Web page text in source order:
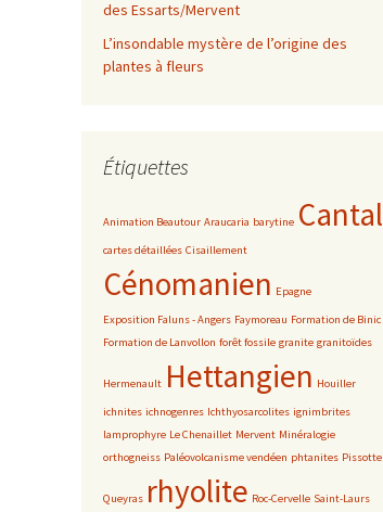
des Essarts/Mervent
L’insondable mystère de l’origine des
plantes à fleurs
Étiquettes
Animation Beautour Araucaria barytine Cantal
cartes détaillées Cisaillement
Cénomanien Epagne
Exposition Faluns - Angers Faymoreau Formation de Binic
Formation de Lanvollon forêt fossile granite granitoïdes
Hermenault Hettangien Houiller
ichnites ichnogenres Ichthyosarcolites ignimbrites
lamprophyre Le Chenaillet Mervent Minéralogie
orthogneiss Paléovolcanisme vendéen phtanites Pissotte
Queyras rhyolite Roc-Cervelle Saint-Laurs